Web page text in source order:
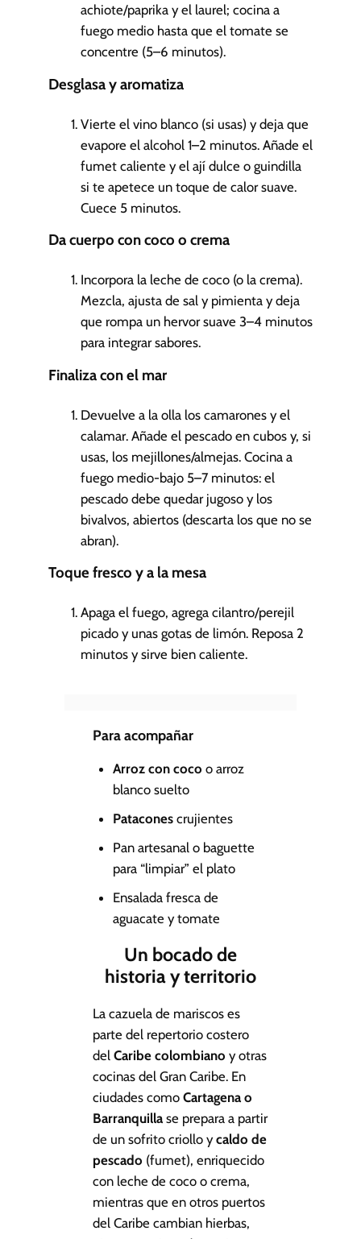
achiote/paprika y el laurel; cocina a
fuego medio hasta que el tomate se
concentre (5–6 minutos).
Desglasa y aromatiza
Vierte el vino blanco (si usas) y deja que
evapore el alcohol 1–2 minutos. Añade el
fumet caliente y el ají dulce o guindilla
si te apetece un toque de calor suave.
Cuece 5 minutos.
Da cuerpo con coco o crema
Incorpora la leche de coco (o la crema).
Mezcla, ajusta de sal y pimienta y deja
que rompa un hervor suave 3–4 minutos
para integrar sabores.
Finaliza con el mar
Devuelve a la olla los camarones y el
calamar. Añade el pescado en cubos y, si
usas, los mejillones/almejas. Cocina a
fuego medio-bajo 5–7 minutos: el
pescado debe quedar jugoso y los
bivalvos, abiertos (descarta los que no se
abran).
Toque fresco y a la mesa
Apaga el fuego, agrega cilantro/perejil
picado y unas gotas de limón. Reposa 2
minutos y sirve bien caliente.
Para acompañar
Arroz con coco o arroz
blanco suelto
Pataconescrujientes
Pan artesanal o baguette
para “limpiar” el plato
Ensalada fresca de
aguacate y tomate
Un bocado de
historia y territorio
La cazuela de mariscos es
parte del repertorio costero
delCaribe colombiano y otras
cocinas del Gran Caribe. En
ciudades comoCartagena o
Barranquilla se prepara a partir
de un sofrito criollo ycaldo de
pescado (fumet), enriquecido
con leche de coco o crema,
mientras que en otros puertos
del Caribe cambian hierbas,